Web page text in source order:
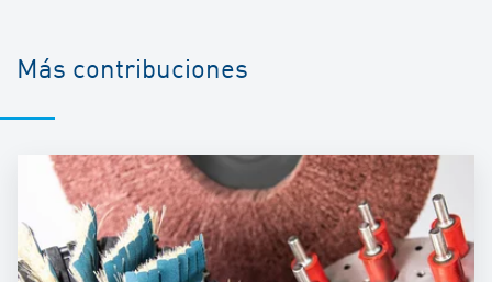
Más contribuciones